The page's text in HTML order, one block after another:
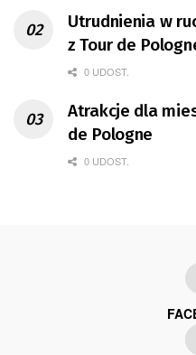
Utrudnienia w
z Tour de
0 UDOST.
Atrakcje dla
de Pologne
0 UDOST.